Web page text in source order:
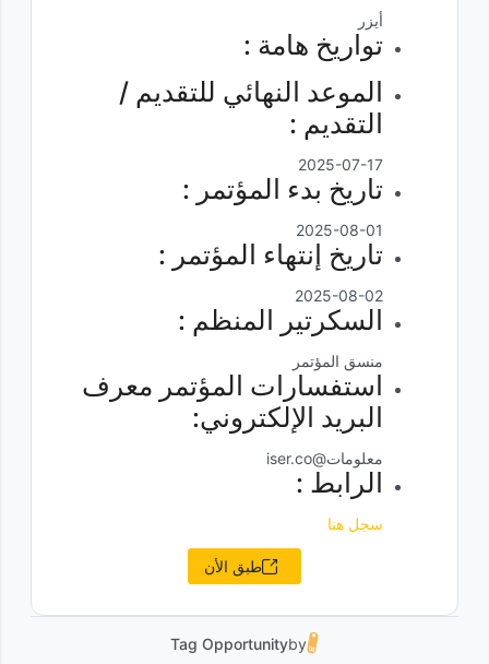
أيزر
تواريخ هامة :
الموعد النهائي للتقديم /
التقديم :
2025-07-17
تاريخ بدء المؤتمر :
2025-08-01
تاريخ إنتهاء المؤتمر :
2025-08-02
السكرتير المنظم :
منسق المؤتمر
استفسارات المؤتمر معرف
البريد الإلكتروني:
معلومات@iser.co
الرابط :
سجل هنا
طبق الأن
by
Tag Opportunity